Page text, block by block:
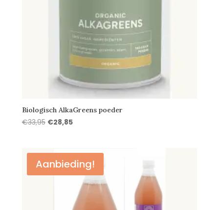
Biologisch AlkaGreens poeder
€33,95 Oorspronkelijke
€33,95.
€28,85Huidige
€28,85.
Aanbieding!